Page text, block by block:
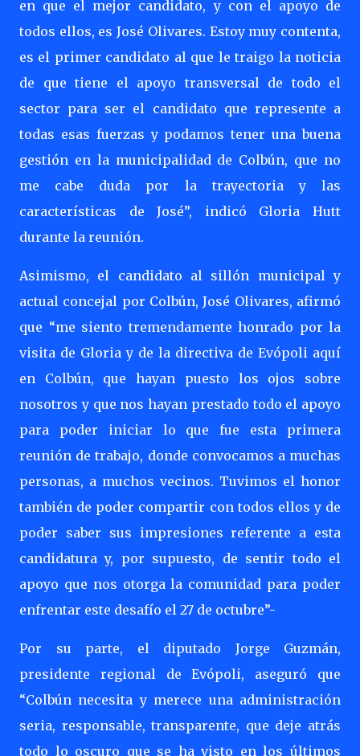
en que el mejor candidato, y con el apoyo de
todos ellos, es José Olivares. Estoy muy contenta,
es el primer candidato al que le traigo la noticia
de que tiene el apoyo transversal de todo el
sector para ser el candidato que represente a
todas esas fuerzas y podamos tener una buena
gestión en la municipalidad de Colbún, que no
me cabe duda por la trayectoria y las
características de José”, indicó Gloria Hutt
durante la reunión.
Asimismo, el candidato al sillón municipal y
actual concejal por Colbún, José Olivares, afirmó
que “me siento tremendamente honrado por la
visita de Gloria y de la directiva de Evópoli aquí
en Colbún, que hayan puesto los ojos sobre
nosotros y que nos hayan prestado todo el apoyo
para poder iniciar lo que fue esta primera
reunión de trabajo, donde convocamos a muchas
personas, a muchos vecinos. Tuvimos el honor
también de poder compartir con todos ellos y de
poder saber sus impresiones referente a esta
candidatura y, por supuesto, de sentir todo el
apoyo que nos otorga la comunidad para poder
enfrentar este desafío el 27 de octubre”-
Por su parte, el diputado Jorge Guzmán,
presidente regional de Evópoli, aseguró que
“Colbún necesita y merece una administración
seria, responsable, transparente, que deje atrás
todo lo oscuro que se ha visto en los últimos